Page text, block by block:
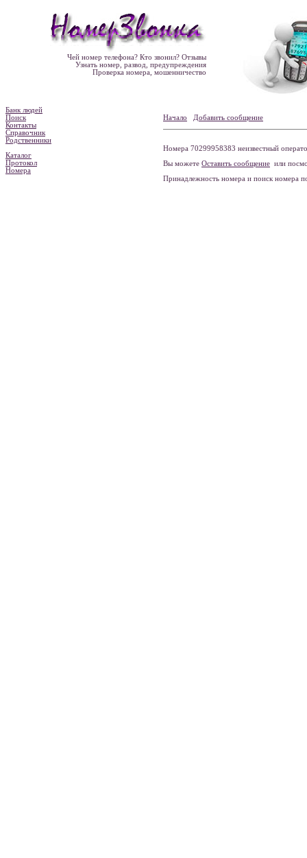
Чей номер телефона? Кто звонил? Отзывы
Узнать номер, развод, предупреждения
Проверка номера, мошенничество
Банк людей
Поиск
Контакты
Справочник
Родственники
Каталог
Протокол
Номера
Начало Добавить сообщение
Номера 70299958383 неизвестный
Вы можете Оставить сообщение или
Принадлежность номера и поиск номера